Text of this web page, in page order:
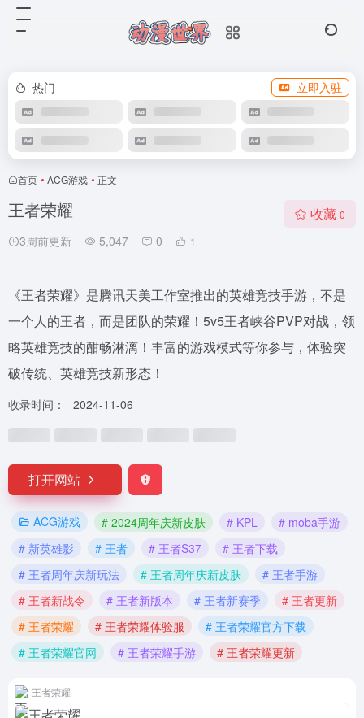
热门 立即入驻
首页 • ACG游戏 • 正文
王者荣耀
3周前更新 5,047 0 1
收藏 0
《王者荣耀》是腾讯天美工作室推出的英雄竞技手游，不是
一个人的王者，而是团队的荣耀！5v5王者峡谷PVP对战，领
略英雄竞技的酣畅淋漓！丰富的游戏模式等你参与，体验突
破传统、英雄竞技新形态！
收录时间： 2024-11-06
打开网站
ACG游戏 # 2024周年庆新皮肤 # KPL
# moba手游
# 新英雄影
# 王者 # 王者S37
# 王者下载
# 王者周年庆新玩法
# 王者周年庆新皮肤
# 王者手游
# 王者新战令
# 王者新版本 # 王者新赛季
# 王者更新
# 王者荣耀
# 王者荣耀体验服
# 王者荣耀官方下载
# 王者荣耀官网
# 王者荣耀手游 # 王者荣耀更新
王者荣耀